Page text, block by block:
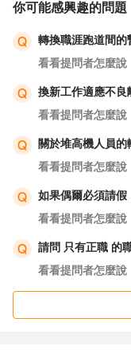
你可能感興趣的問題
轉換職涯跑道間的
看看提問者怎麼說
換新工作適應不良
看看提問者怎麼說
關於堆高機人員的
看看提問者怎麼說
如果偶爾必須請假
看看提問者怎麼說
請問 只有正職 的
看看提問者怎麼說